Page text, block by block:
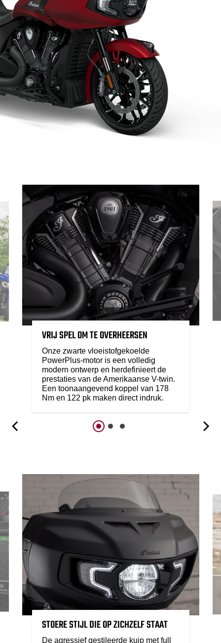
VRIJ SPEL OM TE OVERHEERSEN
Onze zwarte vloeistofgekoelde
PowerPlus-motor is een volledig
modern ontwerp en herdefinieert de
prestaties van de Amerikaanse V-twin.
Een toonaangevend koppel van 178
Nm en 122 pk maken direct indruk.
STOERE STIJL DIE OP ZICHZELF STAAT
De agressief gestileerde kuip met full